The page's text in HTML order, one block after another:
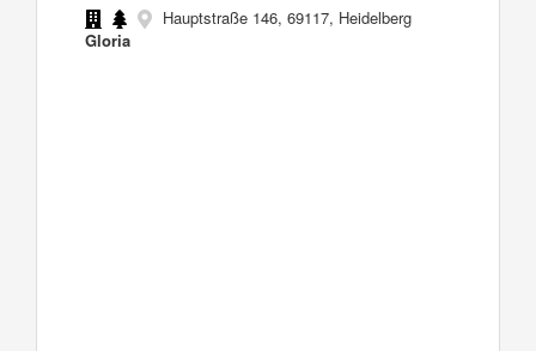
Hauptstraße 146, 69117, Heidelberg
Gloria